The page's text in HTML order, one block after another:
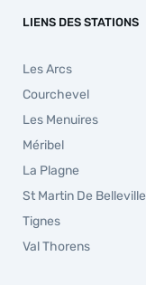
LIENS DES STATIONS
Les Arcs
Courchevel
Les Menuires
Méribel
La Plagne
St Martin De Belleville
Tignes
Val Thorens